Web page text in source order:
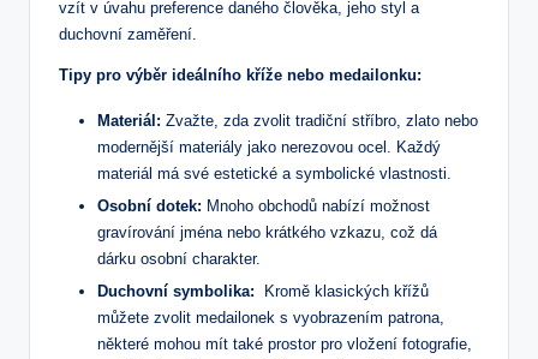
vzít v úvahu preference daného člověka, jeho styl a
duchovní zaměření.
Tipy pro‌ výběr ideálního​ kříže nebo medailonku:
Materiál: Zvažte, zda zvolit tradiční stříbro, zlato nebo
modernější materiály jako nerezovou ocel.‌ Každý
materiál má své estetické a symbolické vlastnosti.
Osobní dotek: ⁢Mnoho obchodů nabízí ⁣možnost
gravírování jména nebo krátkého vzkazu, což​ dá
dárku osobní charakter.
Duchovní symbolika: ​ Kromě klasických ⁢křížů
můžete zvolit medailonek s vyobrazením patrona,
některé mohou mít také prostor pro vložení fotografie,